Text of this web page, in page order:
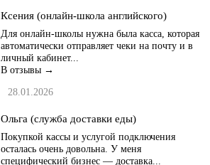
Ксения (онлайн-школа английского)
Для онлайн-школы нужна была касса, которая
автоматически отправляет чеки на почту и в
личный кабинет...
В отзывы →
28.01.2026
Ольга (служба доставки еды)
Покупкой кассы и услугой подключения
осталась очень довольна. У меня
специфический бизнес — доставка...